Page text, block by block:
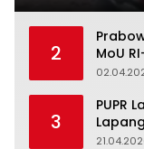
2
MoU
3
‎PUPR